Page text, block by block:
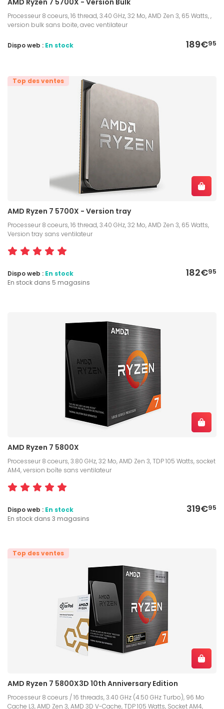
Processeur 8 coeurs, 16 thread, 3.40 GHz, 32 Mo, AMD Zen 3, 65 Watts, ,
version bulk sans boite, avec ventilateur
189€95
Dispo web : En stock
Top des ventes
AMD Ryzen 7 5700X - Version tray
Processeur 8 coeurs, 16 thread, 3.40 GHz, 32 Mo, AMD Zen 3, 65 Watts,
Version tray sans ventilateur
182€95
Dispo web : En stock
En stock dans 5 magasins
AMD Ryzen 7 5800X
Processeur 8 coeurs, 3.80 GHz, 32 Mo, AMD Zen 3, TDP 105 Watts, socket
AM4, version boîte sans ventilateur
319€95
Dispo web : En stock
En stock dans 3 magasins
Top des ventes
AMD Ryzen 7 5800X3D 10th Anniversary Edition
Processeur 8 coeurs / 16 threads, 3.40 GHz (4.50 GHz Turbo), 96 Mo
Cache L3, AMD Zen 3, AMD 3D V-Cache, TDP 105 Watts, Socket AM4,